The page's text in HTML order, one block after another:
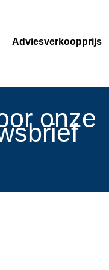
Adviesverkoopprijs
onze